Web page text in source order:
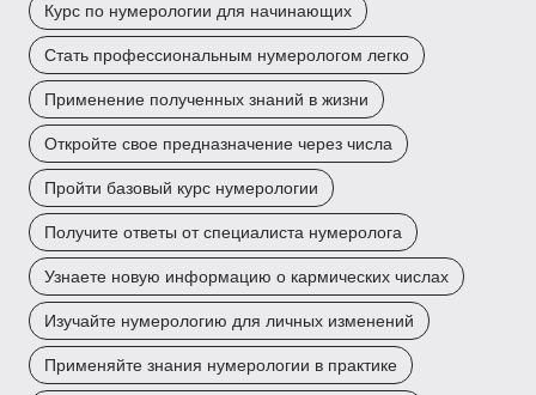
Курс по нумерологии для начинающих
Стать профессиональным нумерологом легко
Применение полученных знаний в жизни
Откройте свое предназначение через числа
Пройти базовый курс нумерологии
Получите ответы от специалиста нумеролога
Узнаете новую информацию о кармических числах
Изучайте нумерологию для личных изменений
Применяйте знания нумерологии в практике